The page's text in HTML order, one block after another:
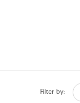
Filter by: